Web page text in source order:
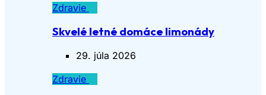
Zdravie
Skvelé letné domáce limonády
29. júla 2026
Zdravie